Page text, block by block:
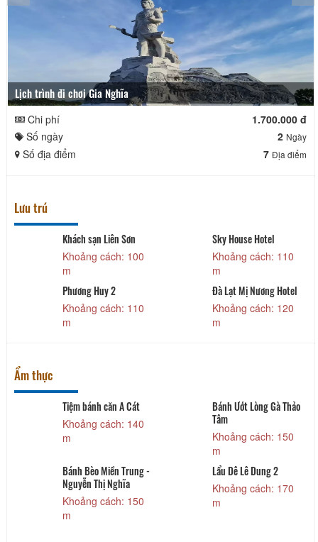
Lịch trình đi chơi Gia Nghĩa
Chi phí
1.700.000 đ
Số ngày
2 Ngày
Số địa điểm 7 Địa điểm
Lưu trú
Khách sạn Liên Sơn
Khoảng cách: 100
m
Sky House Hotel
Khoảng cách: 110
m
Phương Huy 2
Khoảng cách: 110
m
Đà Lạt Mị Nương Hotel
Khoảng cách: 120
m
Ẩm thực
Tiệm bánh căn A Cát
Khoảng cách: 140
m
Bánh Ướt Lòng Gà Thảo
Tâm
Khoảng cách: 150
m
Bánh Bèo Miền Trung -
Nguyễn Thị Nghĩa
Khoảng cách: 150
m
Lẩu Dê Lê Dung 2
Khoảng cách: 170
m